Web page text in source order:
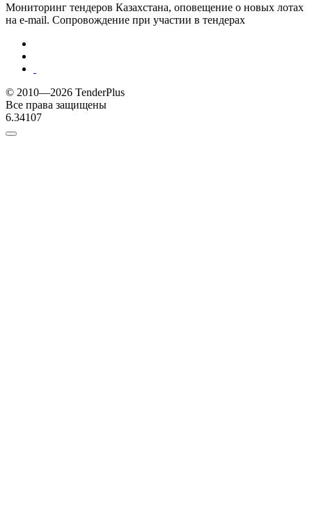
Мониторинг тендеров Казахстана, оповещение о новых лотах
на e-mail. Сопровождение при участии в тендерах
© 2010—2026 TenderPlus
Все права защищены
6.34107